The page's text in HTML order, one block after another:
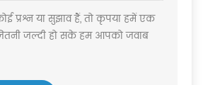
प्रश्न या सुझाव हैं, तो कृपया हमें एक
जल्दी हो सके हम आपको जवाब